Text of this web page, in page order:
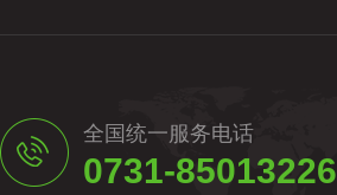
全国统一服务电话
0731-85013226